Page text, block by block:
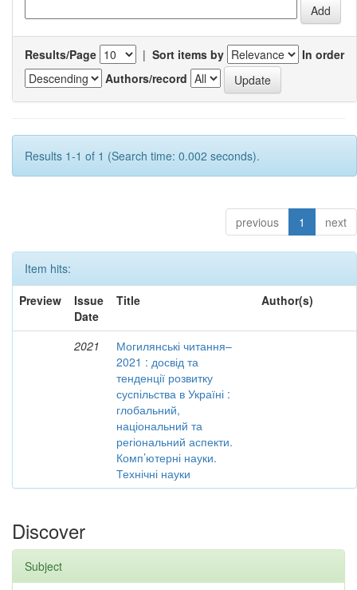
Results/Page | Sort items by
In order
Authors/record
Results 1-1 of 1 (Search time: 0.002 seconds).
previous 1 next
Item hits:
Preview
Issue
Date
Title Author(s)
2021
Могилянські читання–
2021 : досвід та
тенденції розвитку
суспільства в Україні :
глобальний,
національний та
регіональний аспекти.
Комп’ютерні науки.
Технічні науки
Discover
Subject